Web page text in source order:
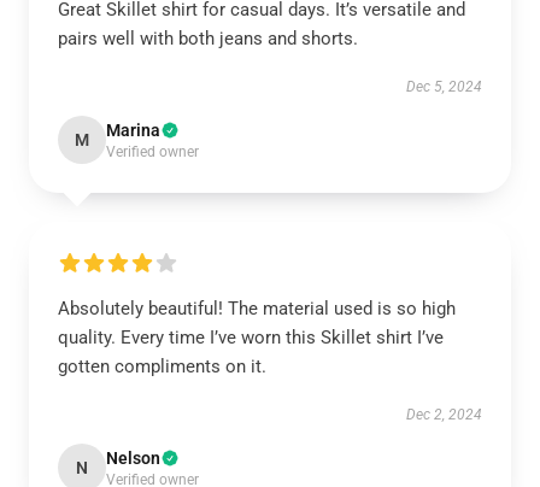
Great Skillet shirt for casual days. It’s versatile and
pairs well with both jeans and shorts.
Dec 5, 2024
M Marina
Verified owner
Absolutely beautiful! The material used is so high
quality. Every time I’ve worn this Skillet shirt I’ve
gotten compliments on it.
Dec 2, 2024
N Nelson
Verified owner